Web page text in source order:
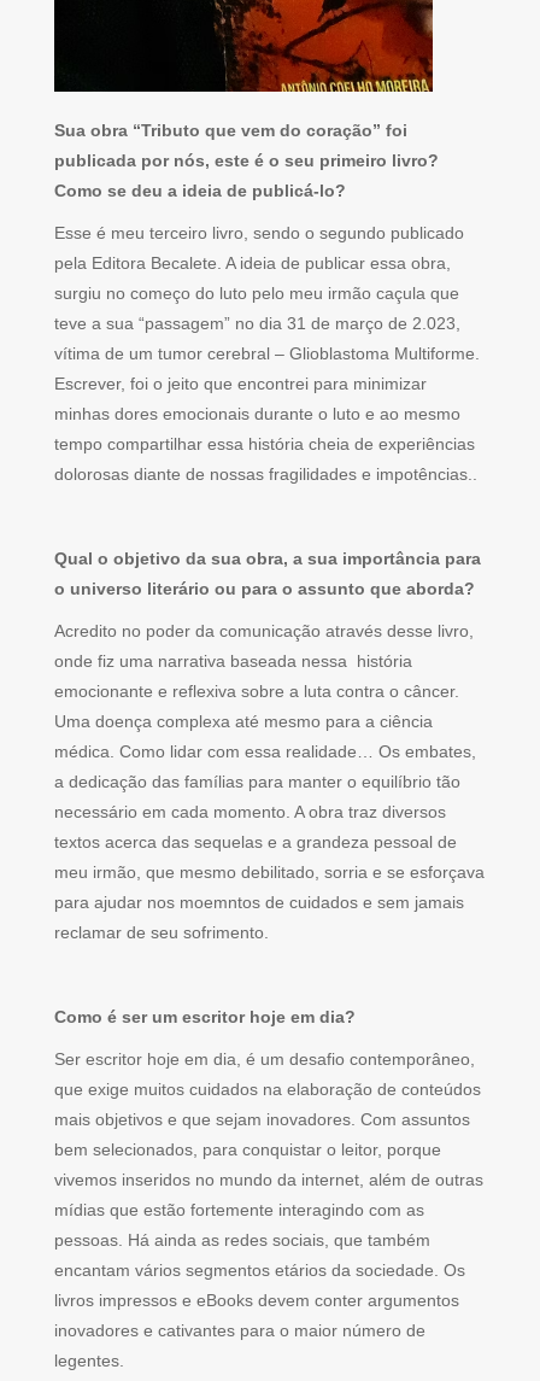
Sua obra “Tributo que vem do coração” foi
publicada por nós, este é o seu primeiro livro?
Como se deu a ideia de publicá-lo?
Esse é meu terceiro livro, sendo o segundo publicado
pela Editora Becalete. A ideia de publicar essa obra,
surgiu no começo do luto pelo meu irmão caçula que
teve a sua “passagem” no dia 31 de março de 2.023,
vítima de um tumor cerebral – Glioblastoma Multiforme.
Escrever, foi o jeito que encontrei para minimizar
minhas dores emocionais durante o luto e ao mesmo
tempo compartilhar essa história cheia de experiências
dolorosas diante de nossas fragilidades e impotências..
Qual o objetivo da sua obra, a sua importância para
o universo literário ou para o assunto que aborda?
Acredito no poder da comunicação através desse livro,
onde fiz uma narrativa baseada nessa história
emocionante e reflexiva sobre a luta contra o câncer.
Uma doença complexa até mesmo para a ciência
médica. Como lidar com essa realidade… Os embates,
a dedicação das famílias para manter o equilíbrio tão
necessário em cada momento. A obra traz diversos
textos acerca das sequelas e a grandeza pessoal de
meu irmão, que mesmo debilitado, sorria e se esforçava
para ajudar nos moemntos de cuidados e sem jamais
reclamar de seu sofrimento.
Como é ser um escritor hoje em dia?
Ser escritor hoje em dia, é um desafio contemporâneo,
que exige muitos cuidados na elaboração de conteúdos
mais objetivos e que sejam inovadores. Com assuntos
bem selecionados, para conquistar o leitor, porque
vivemos inseridos no mundo da internet, além de outras
mídias que estão fortemente interagindo com as
pessoas. Há ainda as redes sociais, que também
encantam vários segmentos etários da sociedade. Os
livros impressos e eBooks devem conter argumentos
inovadores e cativantes para o maior número de
legentes.